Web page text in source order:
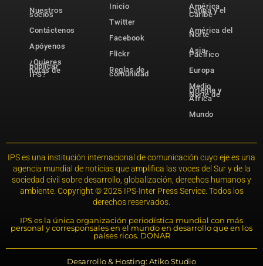
Nuestros
socios
Contáctenos
Apóyenos
¿Quieres
publicar
notas de
IPS?
Inicio
Twitter
Facebook
Flickr
Reglas de
comunidad
América
Latina y el
Caribe
América del
Norte
Asia-
Pacífico
Europa
Medio
Oriente y
Norte de
África
Mundo
IPS es una institución internacional de comunicación cuyo eje es una
agencia mundial de noticias que amplifica las voces del Sur y de la
sociedad civil sobre desarrollo, globalización, derechos humanos y
ambiente. Copyright © 2025 IPS-Inter Press Service. Todos los
derechos reservados.
IPS es la única organización periodística mundial con más
personal y corresponsales en el mundo en desarrollo que en los
países ricos. DONAR
Desarrollo & Hosting: Atiko.Studio